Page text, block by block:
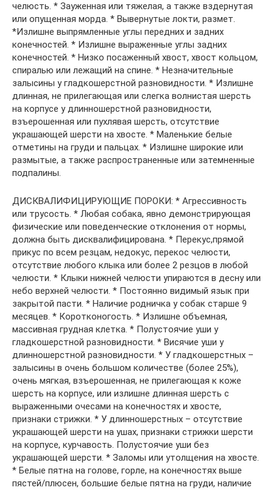
челюсть. * Зауженная или тяжелая, а также вздернутая
или опущенная морда. * Вывернутые локти, размет.
*Излишне выпрямленные углы передних и задних
конечностей. * Излишне выраженные углы задних
конечностей. * Низко посаженный хвост, хвост кольцом,
спиралью или лежащий на спине. * Незначительные
залысины у гладкошерстной разновидности. * Излишне
длинная, не прилегающая или слегка волнистая шерсть
на корпусе у длинношерстной разновидности,
взъерошенная или пухлявая шерсть, отсутствие
украшающей шерсти на хвосте. * Маленькие белые
отметины на груди и пальцах. * Излишне широкие или
размытые, а также распространенные или затемненные
подпалины.
ДИСКВАЛИФИЦИРУЮЩИЕ ПОРОКИ: * Агрессивность
или трусость. * Любая собака, явно демонстрирующая
физические или поведенческие отклонения от нормы,
должна быть дисквалифицирована. * Перекус,прямой
прикус по всем резцам, недокус, перекос челюсти,
отсутствие любого клыка или более 2 резцов в любой
челюсти. * Клыки нижней челюсти упираются в десну или
небо верхней челюсти. * Постоянно видимый язык при
закрытой пасти. * Наличие родничка у собак старше 9
месяцев. * Коротконогость. * Излишне объемная,
массивная грудная клетка. * Полустоячие уши у
гладкошерстной разновидности. * Висячие уши у
длинношерстной разновидности. * У гладкошерстных –
залысины в очень большом количестве (более 25%),
очень мягкая, взъерошенная, не прилегающая к коже
шерсть на корпусе, или излишне длинная шерсть с
выраженными очесами на конечностях и хвосте,
признаки стрижки. * У длинношерстных – отсутствие
украшающей шерсти на ушах, признаки стрижки шерсти
на корпусе, курчавость. Полустоячие уши без
украшающей шерсти. * Заломы или утолщения на хвосте.
* Белые пятна на голове, горле, на конечностях выше
пястей/плюсен, большие белые пятна на груди, наличие